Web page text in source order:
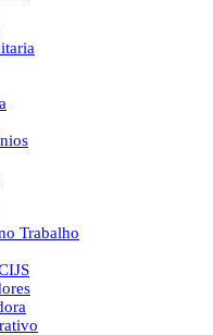
Trabalho